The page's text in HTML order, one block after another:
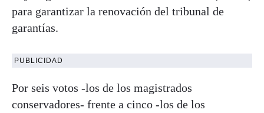
para garantizar la renovación del tribunal de
garantías.
PUBLICIDAD
Por seis votos -los de los magistrados
conservadores- frente a cinco -los de los